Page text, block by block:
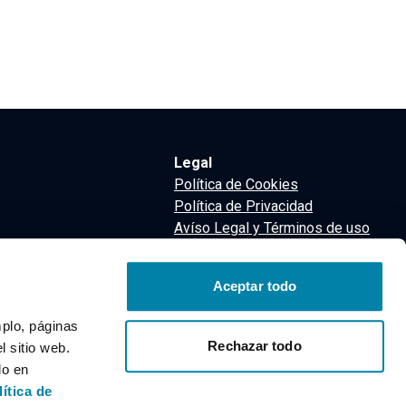
páginas
sitio web.
en
de
Aceptar todo
Rechazar todo
Legal
Política de Cookies
Política de Privacidad
Avíso Legal y Términos de uso